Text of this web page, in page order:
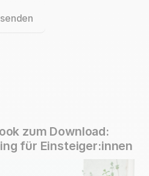
zum Download:
für Einsteiger:innen